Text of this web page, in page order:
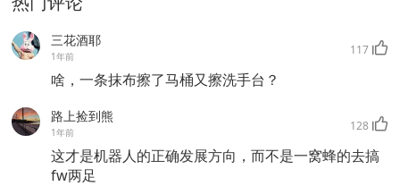
三花酒耶
1年前 117
啥，一条抹布擦了马桶又擦洗手台？
路上捡到熊
1年前 128
这才是机器人的正确发展方向，而不是一窝蜂的去搞
fw两足